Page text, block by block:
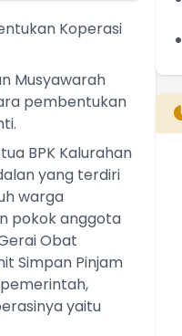
Koperasi
Musyawarah
pembentukan
BPK Kalurahan
yang terdiri
warga
pokok anggota
Obat
Simpan Pinjam
yaitu